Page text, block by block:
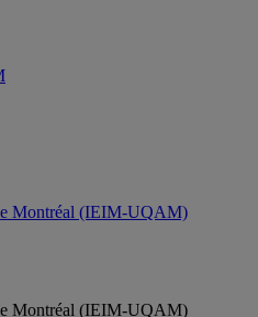
Montréal (IEIM-UQAM)
Montréal (IEIM-UQAM)